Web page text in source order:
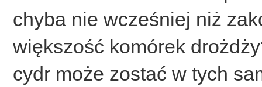
chyba nie wcześniej niż
większość komórek
cydr może zostać w tych